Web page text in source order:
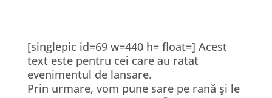
[singlepic id=69 w=440 h= float=] Acest
text este pentru cei care au ratat
evenimentul de lansare.
Prin urmare, vom pune sare pe rană şi le